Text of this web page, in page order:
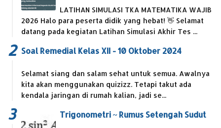
LATIHAN SIMULASI TKA MATEMATIKA WAJIB
2026 Halo para peserta didik yang hebat! 👋 Selamat
datang pada kegiatan Latihan Simulasi Akhir Tes ...
Soal Remedial Kelas XII - 10 Oktober 2024
Selamat siang dan salam sehat untuk semua. Awalnya
kita akan menggunakan quizizz. Tetapi takut ada
kendala jaringan di rumah kalian, jadi se...
Trigonometri ~ Rumus Setengah Sudut